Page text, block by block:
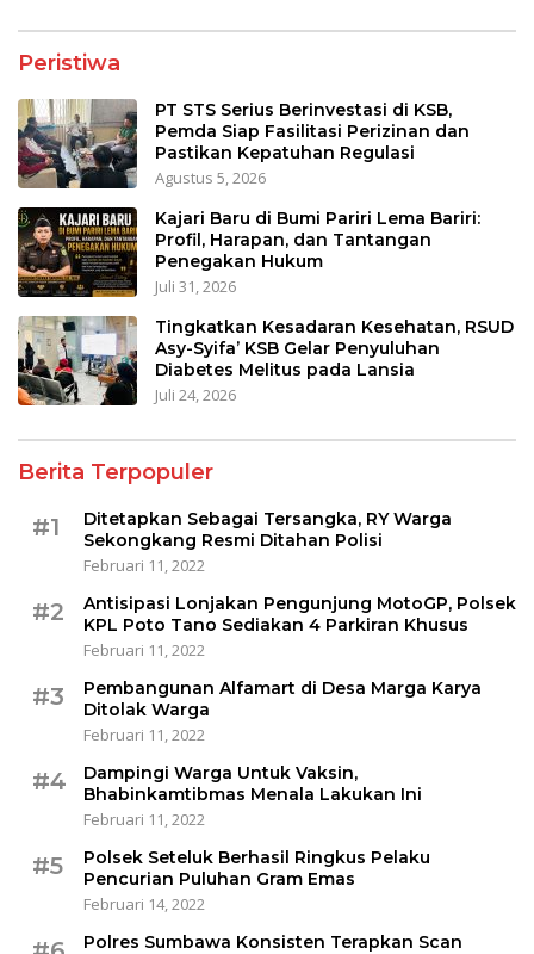
Peristiwa
PT STS Serius Berinvestasi di KSB,
Pemda Siap Fasilitasi Perizinan dan
Pastikan Kepatuhan Regulasi
Agustus 5, 2026
Kajari Baru di Bumi Pariri Lema Bariri:
Profil, Harapan, dan Tantangan
Penegakan Hukum
Juli 31, 2026
Tingkatkan Kesadaran Kesehatan, RSUD
Asy-Syifa’ KSB Gelar Penyuluhan
Diabetes Melitus pada Lansia
Juli 24, 2026
Berita Terpopuler
#1
Ditetapkan Sebagai Tersangka, RY Warga
Sekongkang Resmi Ditahan Polisi
Februari 11, 2022
#2
Antisipasi Lonjakan Pengunjung MotoGP, Polsek
KPL Poto Tano Sediakan 4 Parkiran Khusus
Februari 11, 2022
#3
Pembangunan Alfamart di Desa Marga Karya
Ditolak Warga
Februari 11, 2022
#4
Dampingi Warga Untuk Vaksin,
Bhabinkamtibmas Menala Lakukan Ini
Februari 11, 2022
#5
Polsek Seteluk Berhasil Ringkus Pelaku
Pencurian Puluhan Gram Emas
Februari 14, 2022
Polres Sumbawa Konsisten Terapkan Scan